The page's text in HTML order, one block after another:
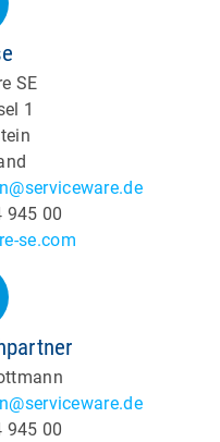
SE
1
945 00
se.com
945 00